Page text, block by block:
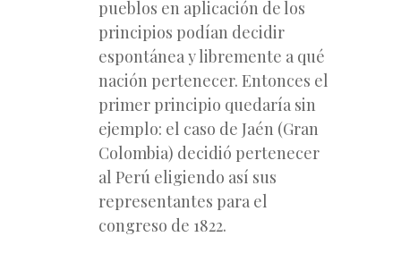
pueblos en aplicación de los
principios podían decidir
espontánea y libremente a qué
nación pertenecer. Entonces el
primer principio quedaría sin
ejemplo: el caso de Jaén (Gran
Colombia) decidió pertenecer
al Perú eligiendo así sus
representantes para el
congreso de 1822.